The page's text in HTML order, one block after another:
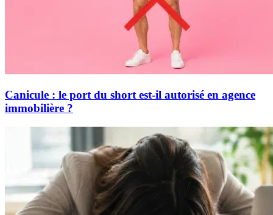
Canicule : le port du short est-il autorisé en agence
immobilière ?